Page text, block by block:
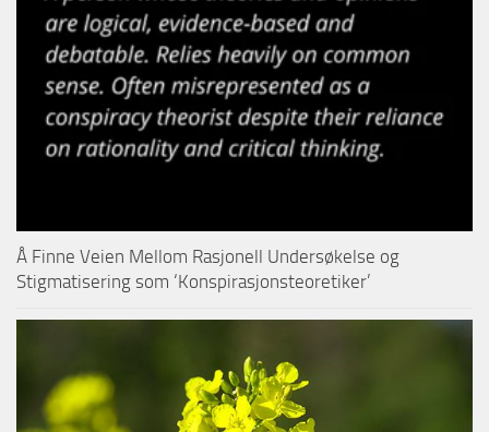
Å Finne Veien Mellom Rasjonell Undersøkelse og
Stigmatisering som ‘Konspirasjonsteoretiker’